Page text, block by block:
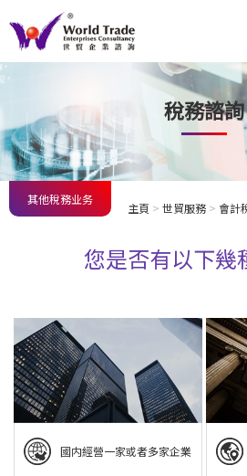
稅務諮詢
其他稅務业务
主頁 > 世貿服務 > 會計
您是否有以下幾
國内經營一家或者多家企業